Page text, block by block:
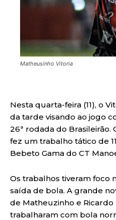
Matheusinho Vitoria
Nesta quarta-feira (11), o
da tarde visando ao jogo
26ª rodada do Brasileirão.
fez um trabalho tático de
Bebeto Gama do CT
Os trabalhos tiveram foco
saída de bola. A grande
de Matheuzinho e Ricardo
trabalharam com bola